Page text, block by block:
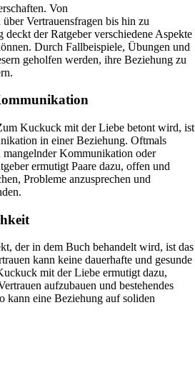
Von
Vertrauensfragen bis hin zu
der Ratgeber verschiedene Aspekte
Durch Fallbeispiele, Übungen und
geholfen werden, ihre Beziehung zu
Kuckuck mit der Liebe betont wird, ist
in einer Beziehung. Oftmals
mangelnder Kommunikation oder
ermutigt Paare dazu, offen und
Probleme anzusprechen und
der in dem Buch behandelt wird, ist das
kann keine dauerhafte und gesunde
mit der Liebe ermutigt dazu,
aufzubauen und bestehendes
kann eine Beziehung auf soliden